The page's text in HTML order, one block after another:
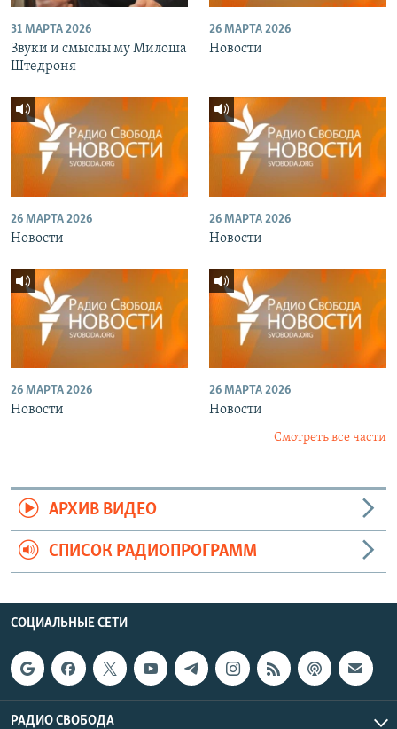
31 МАРТА 2026
Звуки и смыслы му Милоша
Штедроня
26 МАРТА 2026
Новости
26 МАРТА 2026
Новости
26 МАРТА 2026
Новости
26 МАРТА 2026
Новости
26 МАРТА 2026
Новости
Смотреть все части
АРХИВ ВИДЕО
СПИСОК РАДИОПРОГРАММ
СОЦИАЛЬНЫЕ СЕТИ
РАДИО СВОБОДА